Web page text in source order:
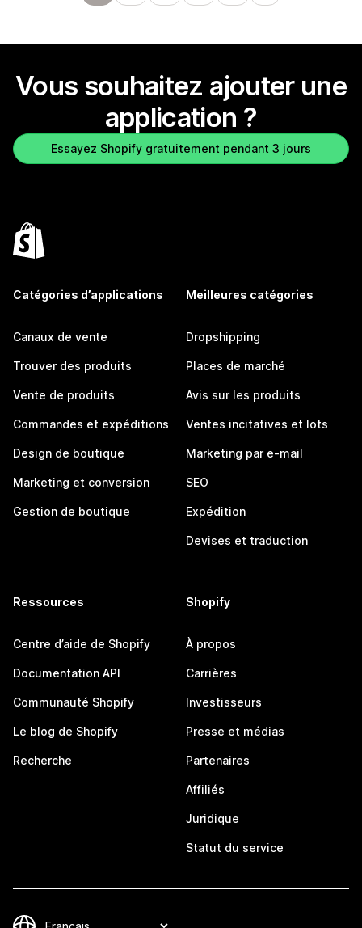
Vous souhaitez ajouter une
application ?
Essayez Shopify gratuitement pendant 3 jours
Catégories d’applications
Canaux de vente
Trouver des produits
Vente de produits
Commandes et expéditions
Design de boutique
Marketing et conversion
Gestion de boutique
Meilleures catégories
Dropshipping
Places de marché
Avis sur les produits
Ventes incitatives et lots
Marketing par e-mail
SEO
Expédition
Devises et traduction
Ressources
Centre d’aide de Shopify
Documentation API
Communauté Shopify
Le blog de Shopify
Recherche
Shopify
À propos
Carrières
Investisseurs
Presse et médias
Partenaires
Affiliés
Juridique
Statut du service